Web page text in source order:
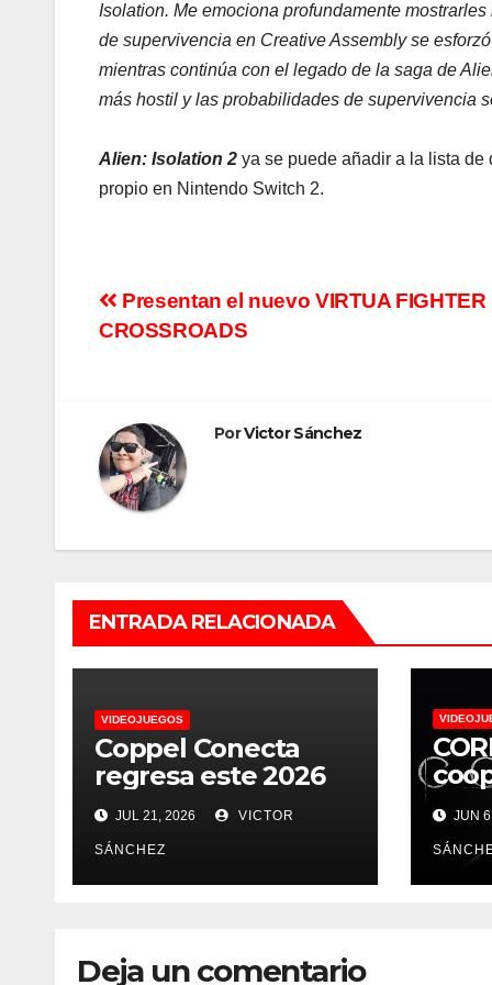
Isolation. Me emociona profundamente
de supervivencia en Creative Assembly se
mientras continúa con el legado de la saga de
más hostil y las probabilidades de supervivencia
Alien: Isolation 2 ya se puede añadir a la lista
propio en Nintendo Switch 2.
Navegación
Presentan el nuevo VIRTUA FIGHTER
CROSSROADS
PorVictor Sánchez
ENTRADA RELACIONADA
VIDEOJUEGOS
Coppel Conecta
regresa este 2026
JUL 21, 2026 VICTOR
SÁNCHEZ
de
JUN
Deja un comentario